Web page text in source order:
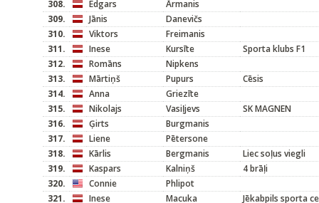
308.
Edgars
Ārmanis
309.
Jānis
Danevičs
310.
Viktors
Freimanis
311.
Inese Kursīte
Sporta klubs F1
312.
Romāns
Nipkens
313.
Mārtiņš Pupurs
Cēsis
314.
Anna
Griezīte
315.
Nikolajs Vasiļjevs
SK MAGNEN
316.
Ģirts
Burgmanis
317.
Liene
Pētersone
318.
Kārlis Bergmanis
Liec soļus viegli
319.
Kaspars Kalniņš
4 brāļi
320.
Connie
Phlipot
321.
Inese Macuka Jēkabpils sporta